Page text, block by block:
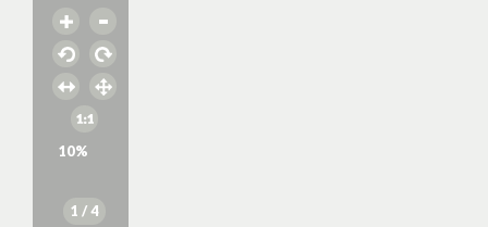
10%
1 / 4